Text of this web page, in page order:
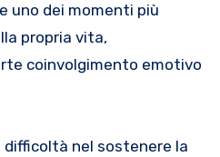
uno dei momenti più
propria vita,
coinvolgimento emotivo
nel sostenere la